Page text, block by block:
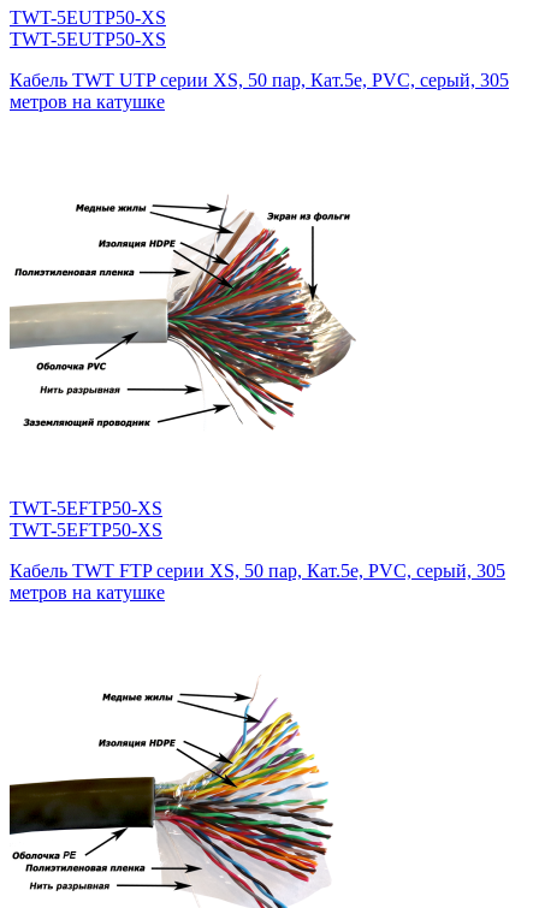
TWT-5EUTP50-XS
TWT-5EUTP50-XS
Кабель TWT UTP серии XS, 50 пар, Кат.5e, PVC, серый, 305
метров на катушке
TWT-5EFTP50-XS
TWT-5EFTP50-XS
Кабель TWT FTP серии XS, 50 пар, Кат.5e, PVC, серый, 305
метров на катушке